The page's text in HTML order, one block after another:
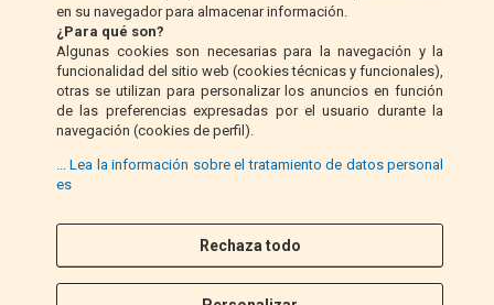
en su navegador para almacenar información.
¿Para qué son?
Algunas cookies son necesarias para la navegación y la
funcionalidad del sitio web (cookies técnicas y funcionales),
otras se utilizan para personalizar los anuncios en función
de las preferencias expresadas por el usuario durante la
navegación (cookies de perfil).
... Lea la información sobre el tratamiento de datos personal
es
Rechaza todo
Giro postal (solo Italia)
Contra reembolso (solo Italia)
F
I